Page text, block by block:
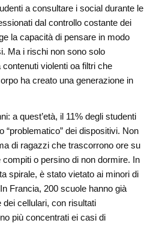
a consultare i social durante le
dal controllo costante dei
la capacità di pensare in modo
Ma i rischi non sono solo
violenti oa filtri che
ha creato una generazione in
a quest’età, il 11% degli studenti
“problematico” dei dispositivi. Non
di ragazzi che trascorrono ore su
o persino di non dormire. In
spirale, è stato vietato ai minori di
Francia, 200 scuole hanno già
cellulari, con risultati
più concentrati ei casi di